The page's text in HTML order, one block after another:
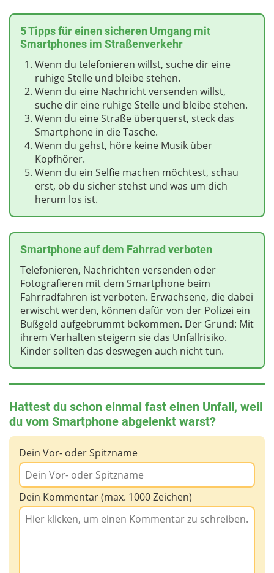
5 Tipps für einen sicheren Umgang mit
Smartphones im Straßenverkehr
Wenn du telefonieren willst, suche dir eine
ruhige Stelle und bleibe stehen.
Wenn du eine Nachricht versenden willst,
suche dir eine ruhige Stelle und bleibe stehen.
Wenn du eine Straße überquerst, steck das
Smartphone in die Tasche.
Wenn du gehst, höre keine Musik über
Kopfhörer.
Wenn du ein Selfie machen möchtest, schau
erst, ob du sicher stehst und was um dich
herum los ist.
Smartphone auf dem Fahrrad verboten
Telefonieren, Nachrichten versenden oder
Fotografieren mit dem Smartphone beim
Fahrradfahren ist verboten. Erwachsene, die dabei
erwischt werden, können dafür von der Polizei ein
Bußgeld aufgebrummt bekommen. Der Grund: Mit
ihrem Verhalten steigern sie das Unfallrisiko.
Kinder sollten das deswegen auch nicht tun.
Hattest du schon einmal fast einen Unfall, weil
du vom Smartphone abgelenkt warst?
Dein Vor- oder Spitzname
Dein Kommentar (max. 1000 Zeichen)